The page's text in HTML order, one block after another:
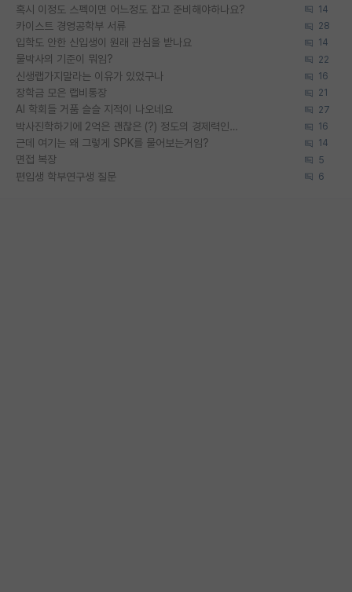
혹시 이정도 스펙이면 어느정도 잡고 준비해야하나요? 14
카이스트 경영공학부 서류 28
입학도 안한 신입생이 원래 관심을 받나요 14
물박사의 기준이 뭐임? 22
신생랩가지말라는 이유가 있었구나 16
장학금 모은 랩비통장 21
AI 학회들 거품 슬슬 지적이 나오네요 27
박사진학하기에 2억은 괜찮은 (?) 정도의 경제력인가요 16
근데 여기는 왜 그렇게 SPK를 물어보는거임? 14
면접 복장 5
편입생 학부연구생 질문 6